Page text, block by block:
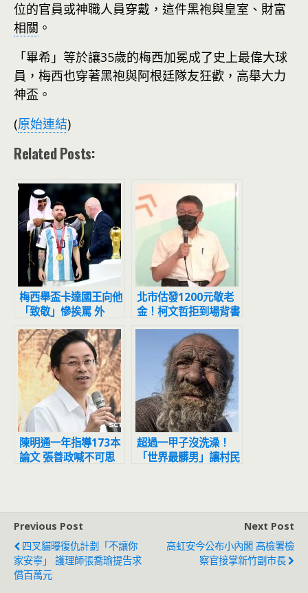
位的官員或神職人員穿戴，這件黑袍與皇室、財富
相關 。
「畢希」等於讓35歲的梅西加冕成了史上最偉大球
員，梅西也穿著黑袍與阿根廷隊友狂歡，高舉大力
神盃。
(原始連結)
Related Posts:
梅西舉盃卡達國王向他
「致敬」慘挨罵 外
媒：毀了最偉大時刻
北市估發1200元敬老
金！柯文哲拒到場背書
黃珊珊代打
陳明通一年指導173本
論文 張善政喊不可思
超過一甲子沒洗澡！
「世界最髒男」讓村民
Previous Post
四叉貓曝復仇計劃「不讓你
家安寧」 護理師張喬瑜提告求
償百萬元
Next Post
高虹安今公布小內閣 高檢署檢
察官接掌新竹副市長